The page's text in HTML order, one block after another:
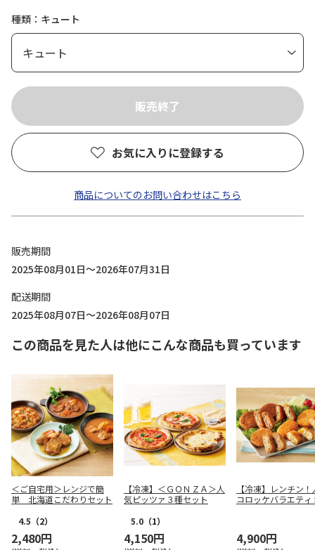
種類：キュート
お気に入りに登録する
商品についてのお問い合わせはこちら
販売期間
2025年08月01日～2026年07月31日
配送期間
2025年08月07日～2026年08月07日
この商品を見た人は他にこんな商品も買っています
＜ご自宅用＞レンジで簡
単 北海道こだわりセット
4.5 （2）
2,480円
【冷凍】＜ＧＯＮＺＡ＞人
気ピッツァ３種セット
5.0 （1）
4,150円
【冷凍】レンチン
コロッケバラエティ
4,900円